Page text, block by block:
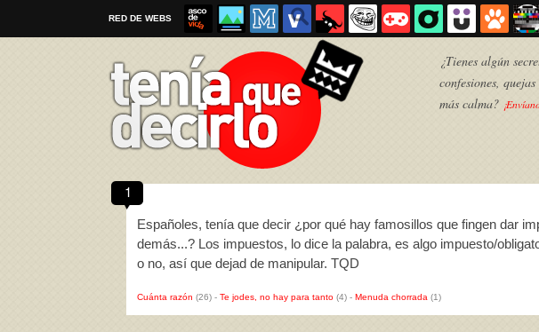
RED DE WEBS
¿Tienes algún
confesiones,
más calma?
1
Españoles, tenía que decir ¿por qué hay famosillos que fingen dar
demás...? Los impuestos, lo dice la palabra, es algo impuesto/
o no, así que dejad de manipular. TQD
Cuánta razón (26) - Te jodes, no hay para tanto (4) - Menuda chorrada (1)